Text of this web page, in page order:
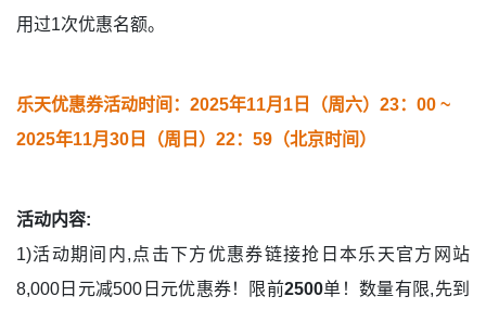
用过1次优惠名额。
乐天优惠券活动时间：2025年11月1日（周六）23：00 ~
2025年11月30日（周日）22：59（北京时间）
活动内容:
1)活动期间内,点击下方优惠券链接抢日本乐天官方网站
8,000日元减500日元优惠券！限前2500单！数量有限,先到